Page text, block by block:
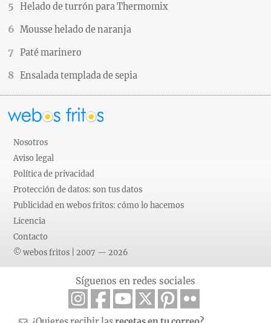
Helado de turrón para Thermomix
Mousse helado de naranja
Paté marinero
Ensalada templada de sepia
Nosotros
Aviso legal
Política de privacidad
Protección de datos: son tus datos
Publicidad en webos fritos: cómo lo hacemos
Licencia
Contacto
© webos fritos | 2007 — 2026
Síguenos en redes sociales